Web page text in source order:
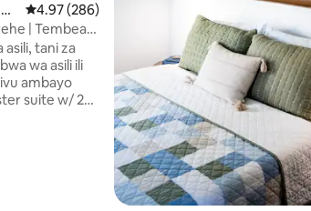
154
Ukadiriaji wa wastani wa 4.97 kati ya 5,
4.97 (286)
| Tembea
Mkuutani za
wa asili ili
ambayo
suite w/ 2